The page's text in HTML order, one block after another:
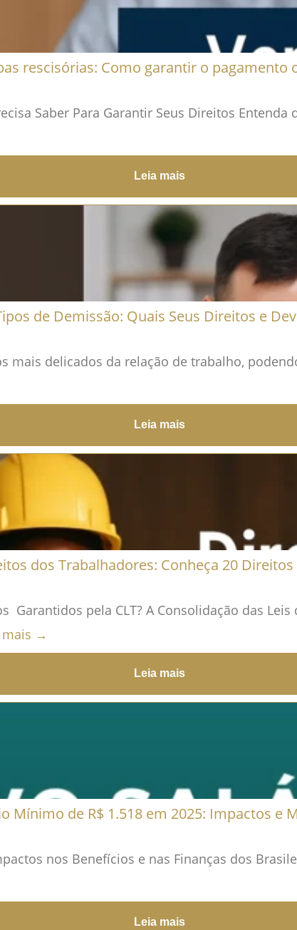
rescisórias: Como garantir o pagamento
Saber Para Garantir Seus Direitos
Leia mais
de Demissão: Quais Seus Direitos e
mais delicados da relação de trabalho,
Leia mais
dos Trabalhadores: Conheça 20 Direitos
Garantidos pela CLT? A Consolidação das Leis
mais →
Leia mais
Mínimo de R$ 1.518 em 2025: Impactos e
nos Benefícios e nas Finanças dos
Leia mais